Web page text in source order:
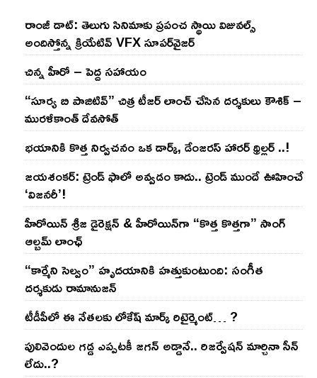
రాంజీ డాట్: తెలుగు సినిమాకు ప్రపంచ స్థాయి విజువల్స్
అందిస్తోన్న క్రియేటివ్ VFX సూపర్‌వైజర్
చిన్న హీరో – పెద్ద సహాయం
“సూర్య బి పాజిటివ్” చిత్ర టీజర్ లాంచ్ చేసిన‌ దర్శకులు కౌశిక్ –
మురళీకాంత్ దేవసోత్
భయానికి కొత్త నిర్వచనం ఒక డార్క్, డేంజరస్ హారర్ థ్రిల్లర్ ..!
జయశంకర్: ట్రెండ్‌ ఫాలో అవ్వడం కాదు.. ట్రెండ్‌ ముందే ఊహించే
‘విజనరీ’!
హీరోయిన్ శ్రీజ డైరెక్ష‌న్ & హీరోయిన్‌గా “కొత్త కొత్తగా” సాంగ్
ఆల్బమ్ లాంఛ్
“కార్మేని సెల్వం” హృదయానికి హత్తుకుంటుంది: సంగీత
దర్శకుడు రామానుజన్
టీడీపీలో ఈ నేత‌ల‌కు లోకేష్ మార్క్ రిటైర్మెంట్‌… ?
పులివెందుల గ‌డ్డ ఎప్ప‌ట‌కీ జ‌గ‌న్ అడ్డానే.. రిజ‌ర్వేష‌న్ మార్చినా సీన్
లేదు..?